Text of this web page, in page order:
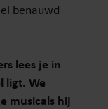
benauwd
lees je in
ligt. We
musicals hij